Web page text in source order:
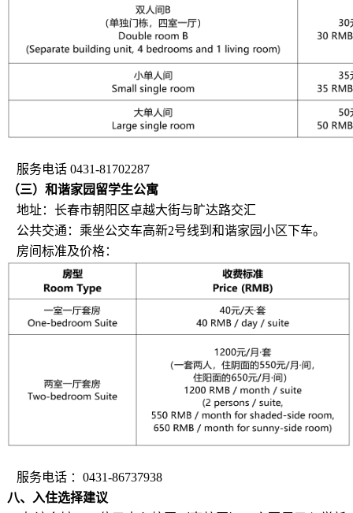
服务电话 0431-81702287
（三）和谐家园留学生公寓
地址：长春市朝阳区卓越大街与旷达路交汇
公共交通：乘坐公交车高新2号线到和谐家园小区下车。
房间标准及价格：
服务电话 ：0431-86737938
八、
入住选择建议